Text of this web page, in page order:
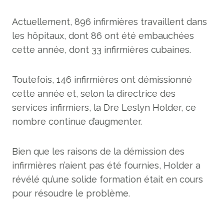
Actuellement, 896 infirmières travaillent dans
les hôpitaux, dont 86 ont été embauchées
cette année, dont 33 infirmières cubaines.
Toutefois, 146 infirmières ont démissionné
cette année et, selon la directrice des
services infirmiers, la Dre Leslyn Holder, ce
nombre continue d’augmenter.
Bien que les raisons de la démission des
infirmières n’aient pas été fournies, Holder a
révélé qu’une solide formation était en cours
pour résoudre le problème.